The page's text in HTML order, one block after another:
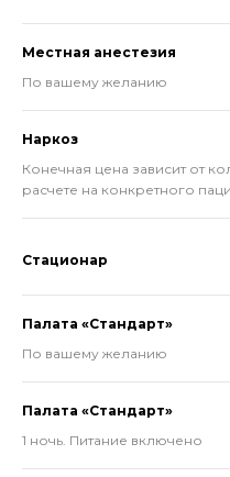
Местная анестезия
По вашему желанию
Наркоз
Конечная цена зависит от
расчете на конкретного
Стационар
Палата «Стандарт»
По вашему желанию
Палата «Стандарт»
1 ночь. Питание включено